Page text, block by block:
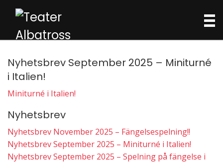
content
Nyhetsbrev September 2025 – Miniturné
i Italien!
Miniturné i Italien!
Nyhetsbrev
Nyhetsbrev November 2025 – Fängelsespelning!!
Nyhetsbrev September 2025 – Miniturné i Italien!
Nyhetsbrev September 2025 – Spelning på fängelse i